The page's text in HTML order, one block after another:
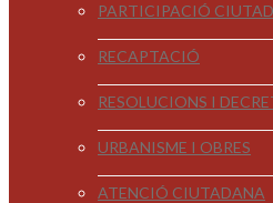
PARTICIPACIÓ
RECAPTACIÓ
RESOLUCIONS I
URBANISME I OBRES
ATENCIÓ CIUTADANA